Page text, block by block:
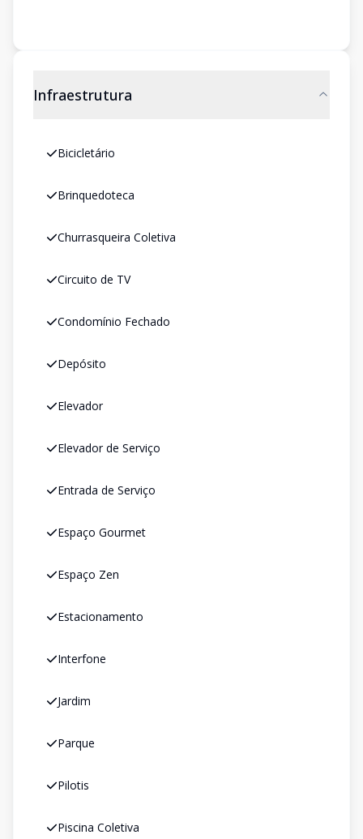
Infraestrutura
Bicicletário
Brinquedoteca
Churrasqueira Coletiva
Circuito de TV
Condomínio Fechado
Depósito
Elevador
Elevador de Serviço
Entrada de Serviço
Espaço Gourmet
Espaço Zen
Estacionamento
Interfone
Jardim
Parque
Pilotis
Piscina Coletiva